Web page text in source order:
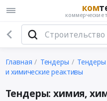
ком
коммерческие
Главная Тендеры
и химические реактивы
Тендеры: химия,